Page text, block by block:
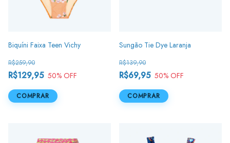
Biquíni Faixa Teen Vichy
R$129,95
R$259,90
50% OFF
COMPRAR
Sungão Tie Dye Laranja
R$69,95
R$139,90
50% OFF
COMPRAR